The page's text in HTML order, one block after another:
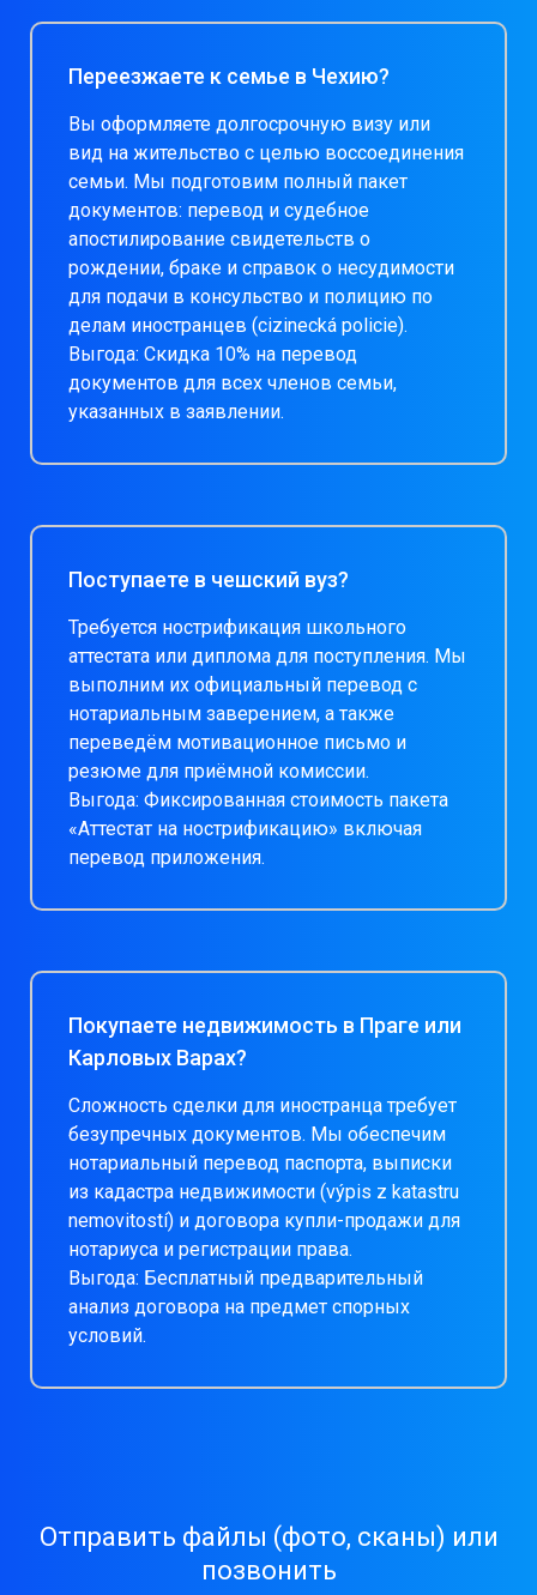
Переезжаете к семье в Чехию?
Вы оформляете долгосрочную визу или
вид на жительство с целью воссоединения
семьи. Мы подготовим полный пакет
документов: перевод и судебное
апостилирование свидетельств о
рождении, браке и справок о несудимости
для подачи в консульство и полицию по
делам иностранцев (cizinecká policie).
Выгода: Скидка 10% на перевод
документов для всех членов семьи,
указанных в заявлении.
Поступаете в чешский вуз?
Требуется нострификация школьного
аттестата или диплома для поступления. Мы
выполним их официальный перевод с
нотариальным заверением, а также
переведём мотивационное письмо и
резюме для приёмной комиссии.
Выгода: Фиксированная стоимость пакета
«Аттестат на нострификацию» включая
перевод приложения.
Покупаете недвижимость в Праге или
Карловых Варах?
Сложность сделки для иностранца требует
безупречных документов. Мы обеспечим
нотариальный перевод паспорта, выписки
из кадастра недвижимости (výpis z katastru
nemovitostí) и договора купли-продажи для
нотариуса и регистрации права.
Выгода: Бесплатный предварительный
анализ договора на предмет спорных
условий.
Отправить файлы (фото, сканы) или
позвонить